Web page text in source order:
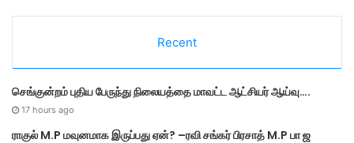
i
e
Recent
செங்குன்றம் புதிய பேருந்து நிலையத்தை மாவட்ட ஆட்சியர் ஆய்வு….
17 hours ago
ராகுல் M.P மவுனமாக இருப்பது ஏன்? –ரவி சங்கர் பிரசாத் M.P பா ஜ